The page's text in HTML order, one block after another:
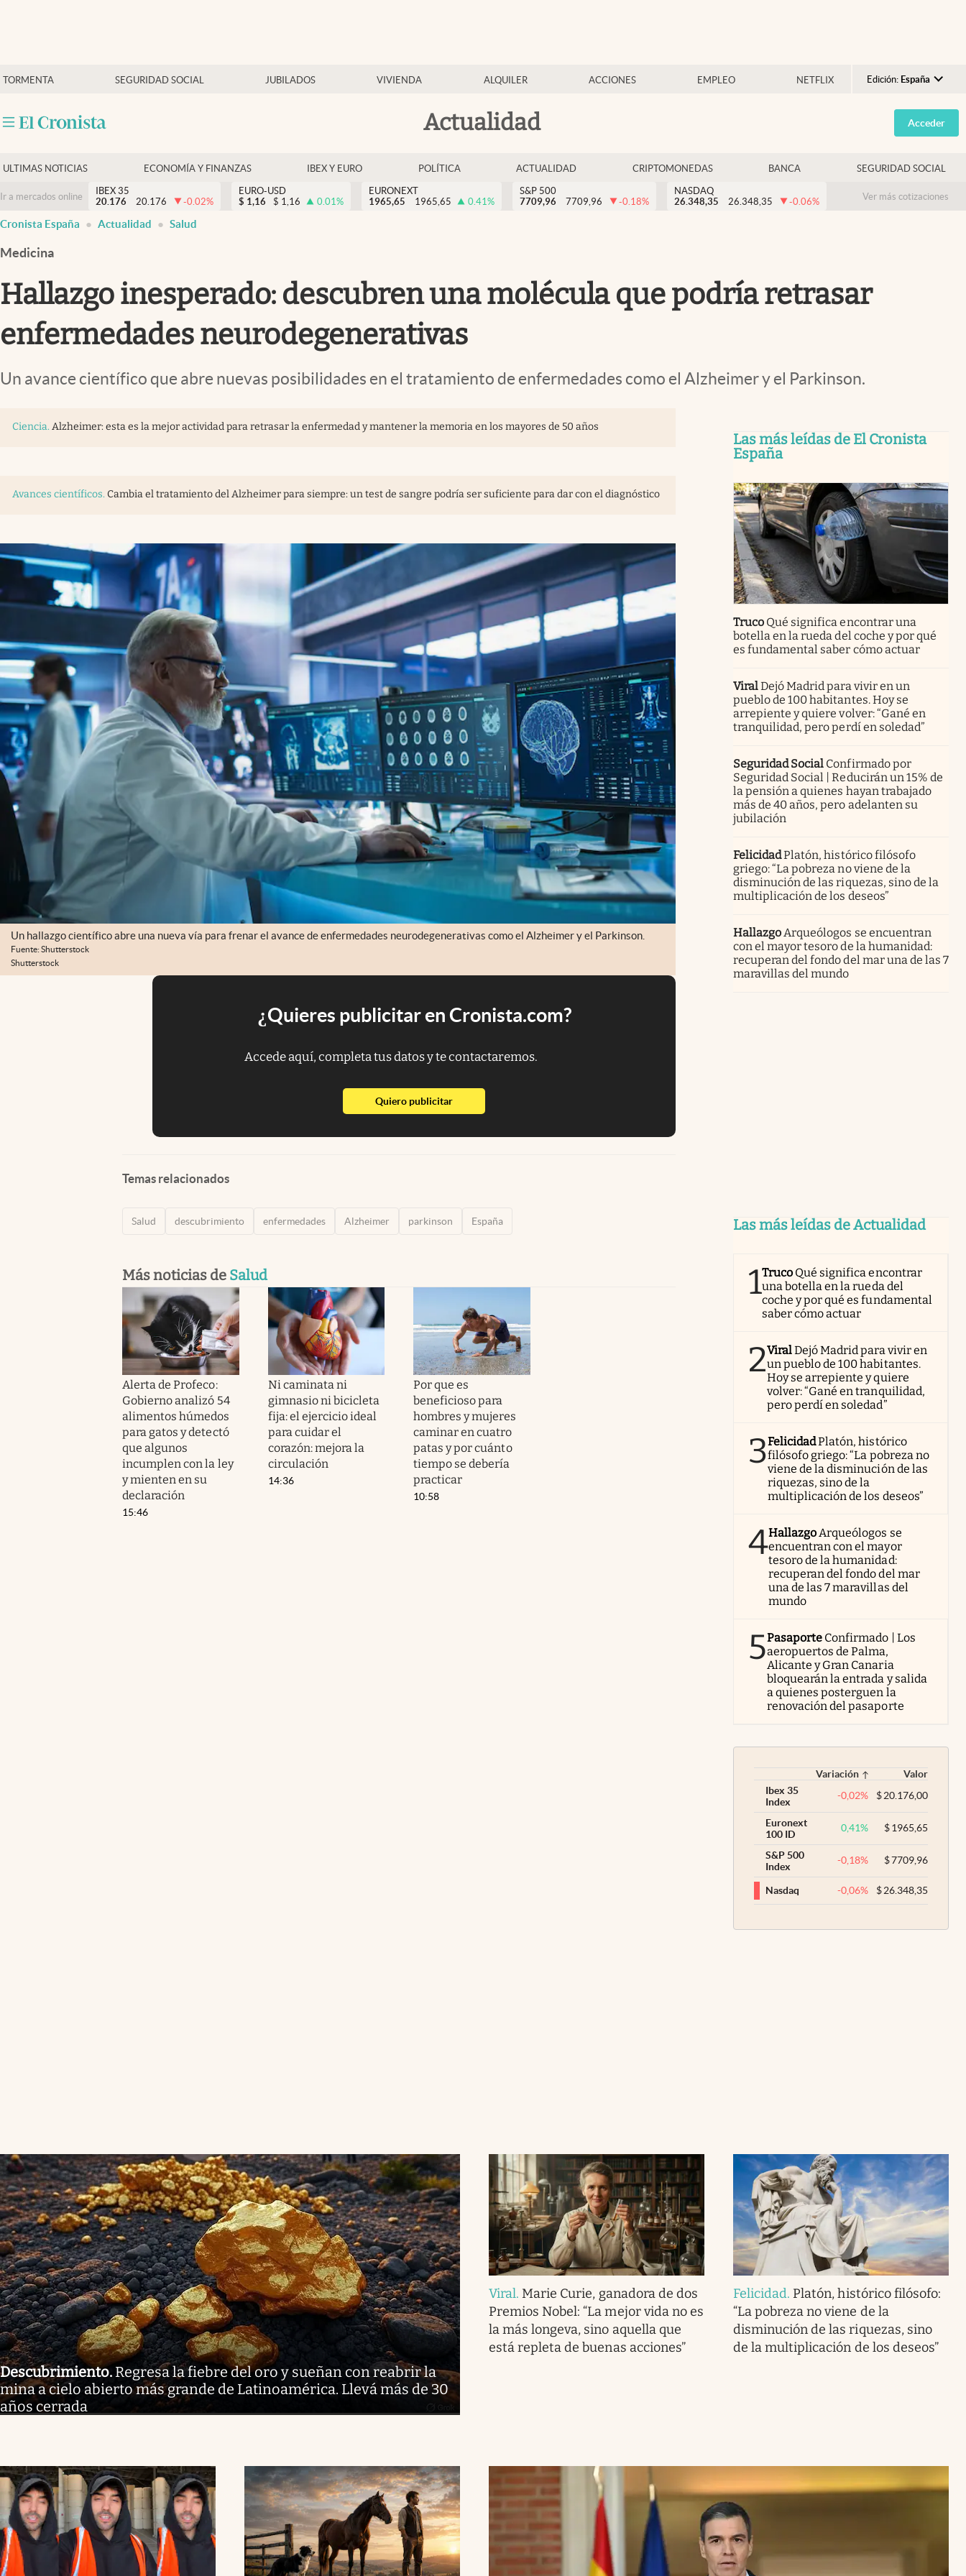
TORMENTA SEGURIDAD SOCIAL JUBILADOS VIVIENDA ALQUILER ACCIONES EMPLEO NETFLIX Edición: España
Argentina
España
USA
Colombia
Actualidad
Economía y finanzas
Criptomonedas
Acceder
ULTIMAS NOTICIAS ECONOMÍA Y FINANZAS IBEX Y EURO POLÍTICA ACTUALIDAD CRIPTOMONEDAS BANCA SEGURIDAD SOCIAL
Ir a mercados online
IBEX 35
20.176
20.176 -0.02%
EURO-USD
$ 1,16 $ 1,16 0.01%
EURONEXT
1965,65
1965,65 0.41%
S&P 500
7709,96
7709,96 -0.18%
NASDAQ
26.348,35
26.348,35 -0.06% Ver más cotizaciones
Cronista España Actualidad Salud
Medicina
Hallazgo inesperado: descubren una molécula que podría retrasar
enfermedades neurodegenerativas
Un avance científico que abre nuevas posibilidades en el tratamiento de enfermedades como el Alzheimer y el Parkinson.
Ciencia. Alzheimer: esta es la mejor actividad para retrasar la enfermedad y mantener la memoria en los mayores de 50 años
Avances científicos. Cambia el tratamiento del Alzheimer para siempre: un test de sangre podría ser suficiente para dar con el diagnóstico
Un hallazgo científico abre una nueva vía para frenar el avance de enfermedades neurodegenerativas como el Alzheimer y el Parkinson.
Fuente: Shutterstock
Shutterstock
¿Quieres publicitar en Cronista.com?
Accede aquí, completa tus datos y te contactaremos.
Quiero publicitarabre en nueva pestaña
Temas relacionados
Salud descubrimiento enfermedades Alzheimer parkinson España
Más noticias de Salud
Alerta de Profeco:
Gobierno analizó 54
alimentos húmedos
para gatos y detectó
que algunos
incumplen con la ley
y mienten en su
declaración
15:46
Ni caminata ni
gimnasio ni bicicleta
fija: el ejercicio ideal
para cuidar el
corazón: mejora la
circulación
14:36
Por que es
beneficioso para
hombres y mujeres
caminar en cuatro
patas y por cuánto
tiempo se debería
practicar
10:58
Las más leídas de El Cronista
España
Truco Qué significa encontrar una
botella en la rueda del coche y por qué
es fundamental saber cómo actuar
ViralDejó Madrid para vivir en un
pueblo de 100 habitantes. Hoy se
arrepiente y quiere volver: “Gané en
tranquilidad, pero perdí en soledad”
Seguridad Social Confirmado por
Seguridad Social | Reducirán un 15% de
la pensión a quienes hayan trabajado
más de 40 años, pero adelanten su
jubilación
FelicidadPlatón, histórico filósofo
griego: “La pobreza no viene de la
disminución de las riquezas, sino de la
multiplicación de los deseos”
HallazgoArqueólogos se encuentran
con el mayor tesoro de la humanidad:
recuperan del fondo del mar una de las 7
maravillas del mundo
Las más leídas de Actualidad
1Truco Qué significa encontrar
una botella en la rueda del
coche y por qué es fundamental
saber cómo actuar
2ViralDejó Madrid para vivir en
un pueblo de 100 habitantes.
Hoy se arrepiente y quiere
volver: “Gané en tranquilidad,
pero perdí en soledad”
3FelicidadPlatón, histórico
filósofo griego: “La pobreza no
viene de la disminución de las
riquezas, sino de la
multiplicación de los deseos”
4HallazgoArqueólogos se
encuentran con el mayor
tesoro de la humanidad:
recuperan del fondo del mar
una de las 7 maravillas del
mundo
5Pasaporte Confirmado | Los
aeropuertos de Palma,
Alicante y Gran Canaria
bloquearán la entrada y salida
a quienes posterguen la
renovación del pasaporte
Variación
Valor
Ibex 35
Index
-0,02% $20.176,00
Euronext
100 ID
0,41% $1965,65
S&P 500
Index
-0,18% $7709,96
Nasdaq -0,06% $26.348,35
Descubrimiento. Regresa la fiebre del oro y sueñan con reabrir la
mina a cielo abierto más grande de Latinoamérica. Llevá más de 30
años cerrada
Viral. Marie Curie, ganadora de dos
Premios Nobel: “La mejor vida no es
la más longeva, sino aquella que
está repleta de buenas acciones”
Felicidad. Platón, histórico filósofo:
“La pobreza no viene de la
disminución de las riquezas, sino
de la multiplicación de los deseos”